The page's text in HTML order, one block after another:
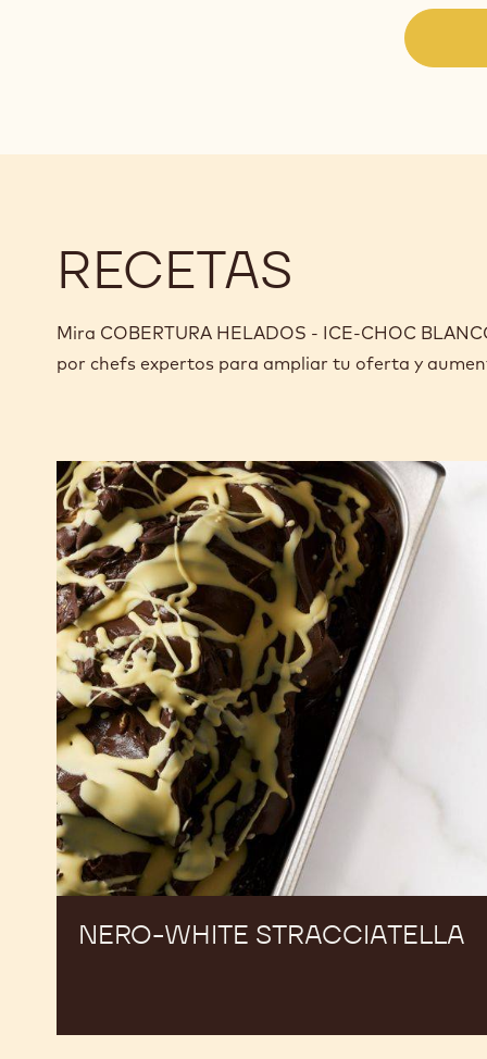
RECETAS
Mira COBERTURA HELADOS - ICE-CHOC
por chefs expertos para ampliar tu oferta y
NERO-WHITE STRACCIATELLA
Nero-
White
Stracciatella